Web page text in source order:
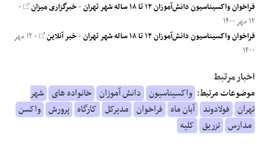
فراخوان واکسیناسیون دانش‌آموزان ۱۲ تا ۱۸ ساله شهر تهران -خبرگزاری میزان -
۱۲ مهر ۱۴۰۰
فراخوان واکسیناسیون دانش‌آموزان ۱۲ تا ۱۸ ساله شهر تهران
-خبر آنلاین
- ۱۲ مهر
۱۴۰۰
اخبار مرتبط
موضوعات مرتبط: واکسیناسیون دانش آموزان خانواده های شهر
تهران فولادوند آبان ماه فراخوان مدیرکل کارگاه پرورش واکسن
مدارس تزریق کلیه